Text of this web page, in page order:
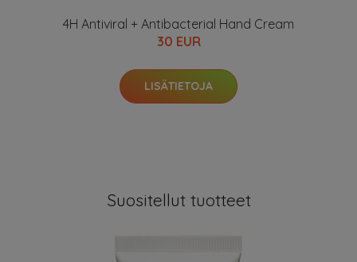
4H Antiviral + Antibacterial Hand Cream
30 EUR
LISÄTIETOJA
Suositellut tuotteet